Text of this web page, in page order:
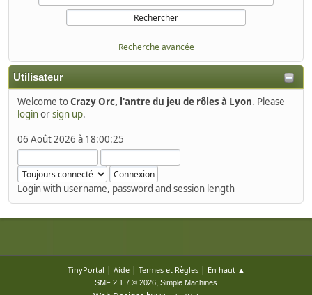
Recherche avancée
Utilisateur
Welcome toCrazy Orc, l'antre du jeu de rôles à Lyon. Please
loginorsign up.
06 Août 2026 à 18:00:25
Login with username, password and session length
TinyPortal | Aide| Termes et Règles| En haut ▲
SMF 2.1.7 © 2026, Simple Machines